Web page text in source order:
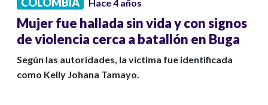
Hace 4 años
Mujer fue hallada sin vida y con signos
de violencia cerca a batallón en Buga
Según las autoridades, la víctima fue identificada
como Kelly Johana Tamayo.